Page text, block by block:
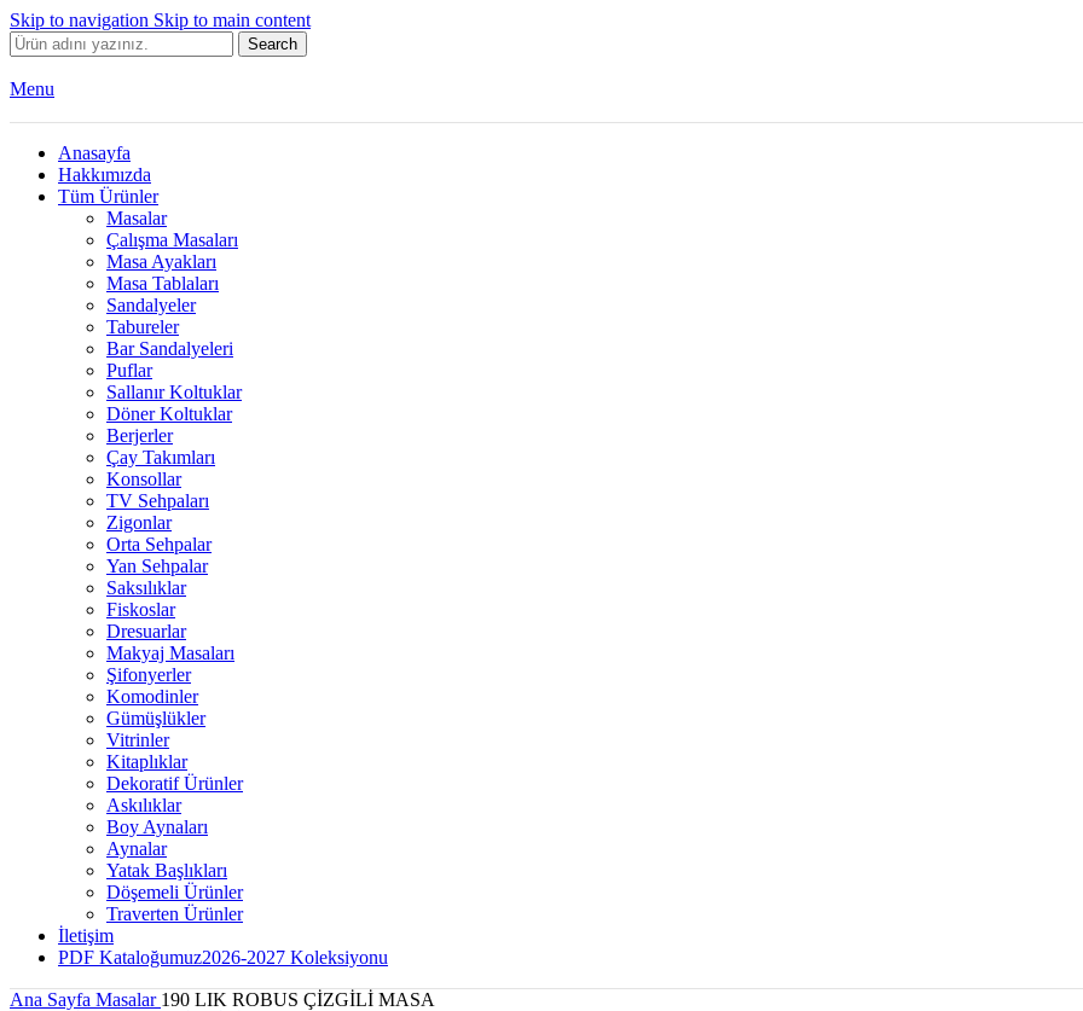
Skip to navigation Skip to main content
Search
Menu
Anasayfa
Hakkımızda
Tüm Ürünler
Masalar
Çalışma Masaları
Masa Ayakları
Masa Tablaları
Sandalyeler
Tabureler
Bar Sandalyeleri
Puflar
Sallanır Koltuklar
Döner Koltuklar
Berjerler
Çay Takımları
Konsollar
TV Sehpaları
Zigonlar
Orta Sehpalar
Yan Sehpalar
Saksılıklar
Fiskoslar
Dresuarlar
Makyaj Masaları
Şifonyerler
Komodinler
Gümüşlükler
Vitrinler
Kitaplıklar
Dekoratif Ürünler
Askılıklar
Boy Aynaları
Aynalar
Yatak Başlıkları
Döşemeli Ürünler
Traverten Ürünler
İletişim
PDF Kataloğumuz2026-2027 Koleksiyonu
Ana Sayfa Masalar 190 LIK ROBUS ÇİZGİLİ MASA